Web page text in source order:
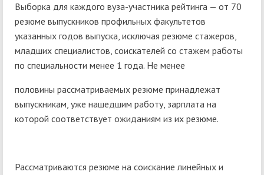
Выборка для каждого вуза-участника рейтинга — от 70
резюме выпускников профильных факультетов
указанных годов выпуска, исключая резюме стажеров,
младших специалистов, соискателей со стажем работы
по специальности менее 1 года. Не менее
половины рассматриваемых резюме принадлежат
выпускникам, уже нашедшим работу, зарплата на
которой соответствует ожиданиям из их резюме.
Рассматриваются резюме на соискание линейных и